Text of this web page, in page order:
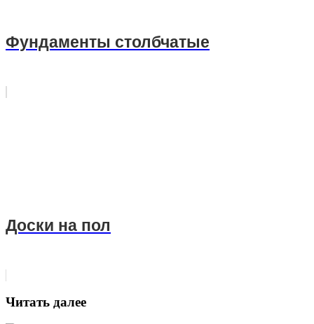
Фундаменты столбчатые
Доски на пол
Читать далее